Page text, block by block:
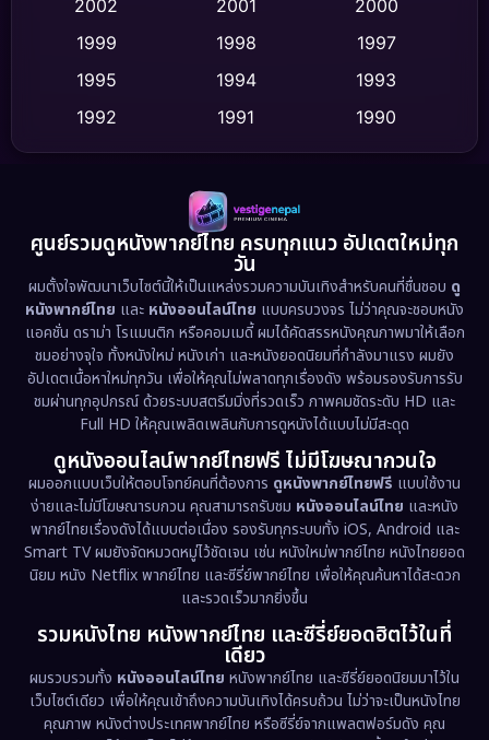
Dance เต้น (10)
Detective สืบสวน (73)
Disaster (13)
Disney+ (5)
Documentary สารคดี (92)
Drama ดราม่า (1,443)
Dystopian (17)
Emotional (61)
Epic มหากาพย์ (217)
Erotic (36)
Family ครอบครัว (363)
Fantasy จินตนาการ (322)
Fiction (9)
2002
2001
2000
1999
1998
1997
1995
1994
1993
1992
1991
1990
1989
1988
1986
1983
1978
1974
1962
ศูนย์รวมดูหนังพากย์ไทย ครบทุกแนว อัปเดตใหม่ทุก
วัน
ผมตั้งใจพัฒนาเว็บไซต์นี้ให้เป็นแหล่งรวมความบันเทิงสำหรับคนที่ชื่นชอบ ดู
หนังพากย์ไทย และ หนังออนไลน์ไทย แบบครบวงจร ไม่ว่าคุณจะชอบหนัง
แอคชั่น ดราม่า โรแมนติก หรือคอมเมดี้ ผมได้คัดสรรหนังคุณภาพมาให้เลือก
ชมอย่างจุใจ ทั้งหนังใหม่ หนังเก่า และหนังยอดนิยมที่กำลังมาแรง ผมยัง
อัปเดตเนื้อหาใหม่ทุกวัน เพื่อให้คุณไม่พลาดทุกเรื่องดัง พร้อมรองรับการรับ
ชมผ่านทุกอุปกรณ์ ด้วยระบบสตรีมมิ่งที่รวดเร็ว ภาพคมชัดระดับ HD และ
Full HD ให้คุณเพลิดเพลินกับการดูหนังได้แบบไม่มีสะดุด
ดูหนังออนไลน์พากย์ไทยฟรี ไม่มีโฆษณากวนใจ
ผมออกแบบเว็บให้ตอบโจทย์คนที่ต้องการ ดูหนังพากย์ไทยฟรี แบบใช้งาน
ง่ายและไม่มีโฆษณารบกวน คุณสามารถรับชม หนังออนไลน์ไทย และหนัง
พากย์ไทยเรื่องดังได้แบบต่อเนื่อง รองรับทุกระบบทั้ง iOS, Android และ
Smart TV ผมยังจัดหมวดหมู่ไว้ชัดเจน เช่น หนังใหม่พากย์ไทย หนังไทยยอด
นิยม หนัง Netflix พากย์ไทย และซีรี่ย์พากย์ไทย เพื่อให้คุณค้นหาได้สะดวก
และรวดเร็วมากยิ่งขึ้น
รวมหนังไทย หนังพากย์ไทย และซีรี่ย์ยอดฮิตไว้ในที่
เดียว
ผมรวบรวมทั้ง หนังออนไลน์ไทย หนังพากย์ไทย และซีรี่ย์ยอดนิยมมาไว้ใน
เว็บไซต์เดียว เพื่อให้คุณเข้าถึงความบันเทิงได้ครบถ้วน ไม่ว่าจะเป็นหนังไทย
คุณภาพ หนังต่างประเทศพากย์ไทย หรือซีรี่ย์จากแพลตฟอร์มดัง คุณ